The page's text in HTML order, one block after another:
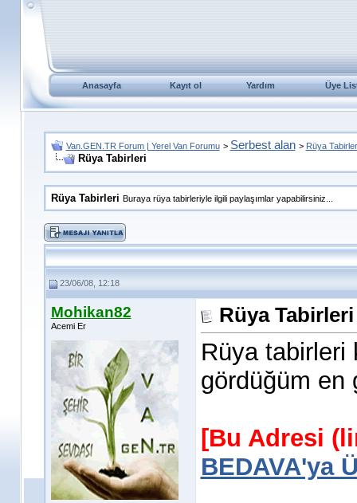
Anasayfa Kayıt ol Yardım Üye
Van.GEN.TR Forum | Yerel Van Forumu > Serbest alan > Rüya
Rüya Tabirleri
Rüya Tabirleri Buraya rüya tabirleriyle ilgili paylaşımlar yapabilirsiniz...
23/06/08, 12:18
Mohikan82
Acemi Er Rüya Tabirleri
Rüya tabirleri
gördüğüm en
[Bu Adresi
BEDAVA'ya